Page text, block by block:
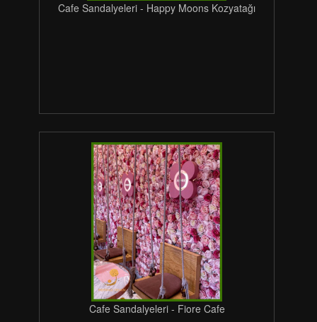
Cafe Sandalyeleri - Happy Moons Kozyatağı
Cafe Sandalyeleri - Fiore Cafe